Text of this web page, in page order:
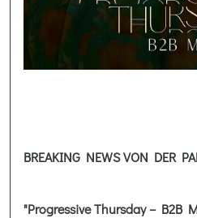
BREAKING NEWS VON DER
"Progressive Thursday – B2B